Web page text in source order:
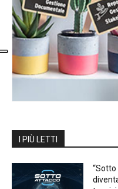
I PIÙ LETTI